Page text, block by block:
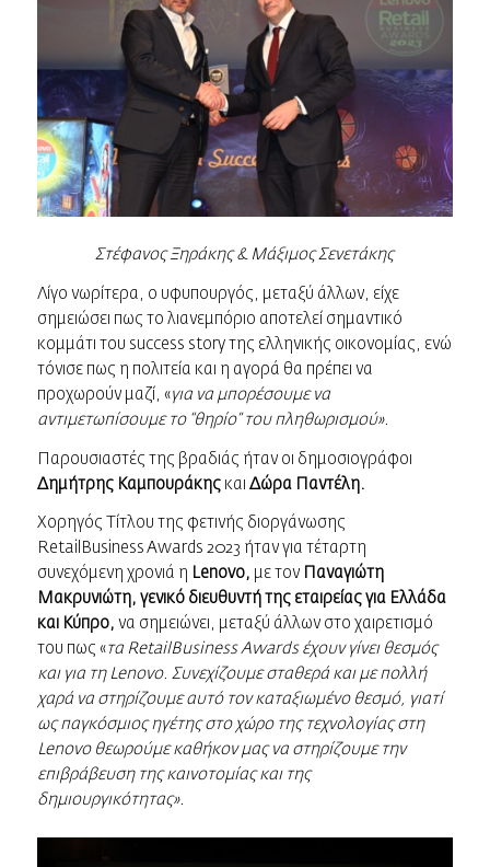
Στέφανος Ξηράκης & Μάξιμος Σενετάκης
Λίγο νωρίτερα, ο υφυπουργός, μεταξύ άλλων, είχε
σημειώσει πως το λιανεμπόριο αποτελεί σημαντικό
κομμάτι του success story της ελληνικής οικονομίας, ενώ
τόνισε πως η πολιτεία και η αγορά θα πρέπει να
προχωρούν μαζί, «για να μπορέσουμε να
αντιμετωπίσουμε το “θηρίο” του πληθωρισμού».
Παρουσιαστές της βραδιάς ήταν οι δημοσιογράφοι
Δημήτρης Καμπουράκηςκαι Δώρα Παντέλη.
Χορηγός Τίτλου της φετινής διοργάνωσης
RetailBusiness Awards 2023 ήταν για τέταρτη
συνεχόμενη χρονιά η Lenovo, με τον
Παναγιώτη
Μακρυνιώτη, γενικό διευθυντή της εταιρείας για Ελλάδα
και Κύπρο, να σημειώνει, μεταξύ άλλων στο χαιρετισμό
του πως «τα RetailBusiness Awardsέχουν γίνει θεσμός
και για τη Lenovo. Συνεχίζουμε σταθερά και με πολλή
χαρά να στηρίζουμε αυτό τον καταξιωμένο θεσμό, γιατί
ως παγκόσμιος ηγέτης στο χώρο της τεχνολογίας στη
Lenovoθεωρούμε καθήκον μας να στηρίζουμε την
επιβράβευση της καινοτομίας και της
δημιουργικότητας».